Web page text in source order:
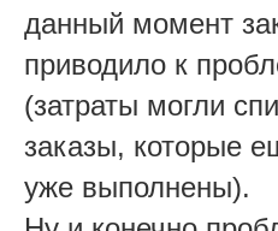
данный момент
приводило к
(затраты могли
заказы, которые
уже выполнены).